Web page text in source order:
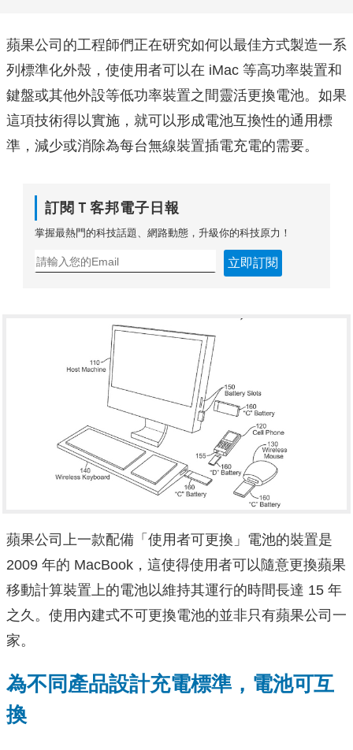
蘋果公司的工程師們正在研究如何以最佳方式製造一系
列標準化外殼，使使用者可以在 iMac 等高功率裝置和
鍵盤或其他外設等低功率裝置之間靈活更換電池。如果
這項技術得以實施，就可以形成電池互換性的通用標
準，減少或消除為每台無線裝置插電充電的需要。
訂閱Ｔ客邦電子日報
掌握最熱門的科技話題、網路動態，升級你的科技原力！
立即訂閱
蘋果公司上一款配備「使用者可更換」電池的裝置是
2009 年的 MacBook，這使得使用者可以隨意更換蘋果
移動計算裝置上的電池以維持其運行的時間長達 15 年
之久。使用內建式不可更換電池的並非只有蘋果公司一
家。
為不同產品設計充電標準，電池可互
換